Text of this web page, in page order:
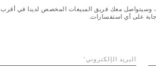
وسيتواصل معك فريق المبيعات المخصص لدينا في أقرب
على أي استفسارات.